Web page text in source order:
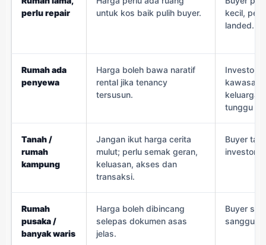
perlu repair
untuk kos baik pulih buyer.
kecil,
landed.
Rumah ada
penyewa
Harga boleh bawa naratif
rental jika tenancy
tersusun.
Investor,
kawasan
keluarga
tunggu
Tanah /
rumah
kampung
Jangan ikut harga cerita
mulut; perlu semak geran,
keluasan, akses dan
transaksi.
Buyer
investor
Rumah
pusaka /
banyak waris
Harga boleh dibincang
selepas dokumen asas
jelas.
Buyer
sanggup